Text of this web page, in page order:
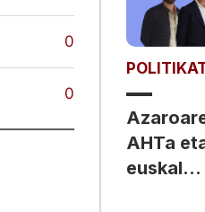
0
0
AHTa
euskal